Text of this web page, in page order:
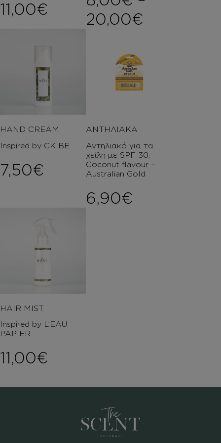
11,00€
20,00€
HAND CREAM
Inspired by CK BE
7,50€
ΑΝΤΗΛΙΑΚΑ
Αντηλιακό για τα
χείλη με SPF 30,
Coconut flavour –
Australian Gold
6,90€
HAIR MIST
Inspired by L’EAU
PAPIER
11,00€